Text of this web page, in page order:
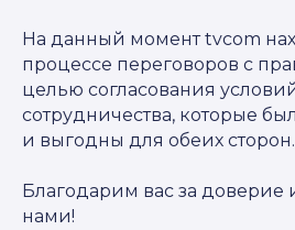
⁠⁠На данный момент tvcom
процессе переговоров с
целью согласования
сотрудничества, которые
и выгодны для обеих сторон.
Благодарим вас за доверие
нами!